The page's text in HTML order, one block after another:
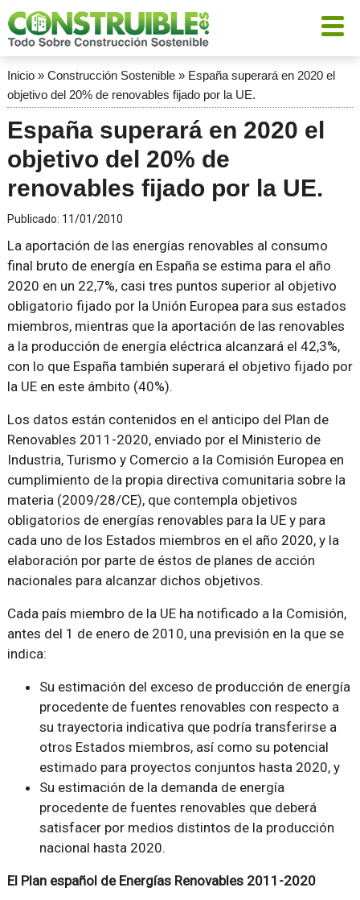
Inicio» Construcción Sostenible» España superará en 2020 el
objetivo del 20% de renovables fijado por la UE.
España superará en 2020 el
objetivo del 20% de
renovables fijado por la UE.
Publicado: 11/01/2010
La aportación de las energías renovables al consumo
final bruto de energía en España se estima para el año
2020 en un 22,7%, casi tres puntos superior al objetivo
obligatorio fijado por la Unión Europea para sus estados
miembros, mientras que la aportación de las renovables
a la producción de energía eléctrica alcanzará el 42,3%,
con lo que España también superará el objetivo fijado por
la UE en este ámbito (40%).
Los datos están contenidos en el anticipo del Plan de
Renovables 2011-2020, enviado por el Ministerio de
Industria, Turismo y Comercio a la Comisión Europea en
cumplimiento de la propia directiva comunitaria sobre la
materia (2009/28/CE), que contempla objetivos
obligatorios de energías renovables para la UE y para
cada uno de los Estados miembros en el año 2020, y la
elaboración por parte de éstos de planes de acción
nacionales para alcanzar dichos objetivos.
Cada país miembro de la UE ha notificado a la Comisión,
antes del 1 de enero de 2010, una previsión en la que se
indica:
Su estimación del exceso de producción de energía
procedente de fuentes renovables con respecto a
su trayectoria indicativa que podría transferirse a
otros Estados miembros, así como su potencial
estimado para proyectos conjuntos hasta 2020, y
Su estimación de la demanda de energía
procedente de fuentes renovables que deberá
satisfacer por medios distintos de la producción
nacional hasta 2020.
El Plan español de Energías Renovables 2011-2020